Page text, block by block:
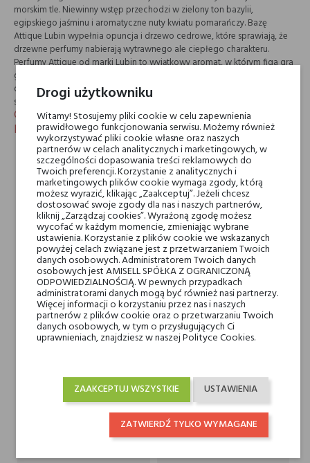
morskim tle. Niewinny wstęp przechodzi w zielony ton bazylii,
egipskiego jaśminu i aromatyczne nuty kwiatu pomarańczy. Bazę
Attique Lubin wypełnia opuncja i drzewo cedrowe, które sprawiają, że
drzewne perfumy nabierają wytrawnego ale ciepłego charakteru.
Perfumy Attique od marki Lubin to wyjątkowy aromat, w którym figa gra
główną rolę. Nie znajdziemy tu soczystych, letnich nut, kompozycja jest
otulająca i polecana szczególnie w chłodniejsze dni. Zapach
szczególnie docenią miłośnicy zamszowych akordów.
Charakterystyka aromatycznej wody perfumowanej
Lubin Atiique
Attique Lubin to perfumy dla kobiet i mężczyzn.
Aromatyczne perfumy idealne na chłodniejsze dni.
Attique to figowy zapach, w którym znajdziemy intensywne,
drzewne nuty.
Kompozycja od marki Lubin przypadnie do gustu miłośnikom
zamszowych perfum.
Nazwa nawiązuje do starożytnego dzieła „Attyckie Noce” Aulusa
Gelliusa.
Perfumy Attique dostępne są w jednej pojemności 75 ml.
Nuty głowy
cytryna, bergamotka i
nuty morskie
kwiat pomarańczy
figowiec, cedr i solar
notes
Drogi użytkowniku
Witamy! Stosujemy pliki cookie w celu zapewnienia
prawidłowego funkcjonowania serwisu. Możemy również
wykorzystywać pliki cookie własne oraz naszych
partnerów w celach analitycznych i marketingowych, w
szczególności dopasowania treści reklamowych do
Twoich preferencji. Korzystanie z analitycznych i
marketingowych plików cookie wymaga zgody, którą
możesz wyrazić, klikając „Zaakceptuj”. Jeżeli chcesz
dostosować swoje zgody dla nas i naszych partnerów,
kliknij „Zarządzaj cookies”. Wyrażoną zgodę możesz
wycofać w każdym momencie, zmieniając wybrane
ustawienia. Korzystanie z plików cookie we wskazanych
powyżej celach związane jest z przetwarzaniem Twoich
danych osobowych. Administratorem Twoich danych
osobowych jest AMISELL SPÓŁKA Z OGRANICZONĄ
ODPOWIEDZIALNOŚCIĄ. W pewnych przypadkach
administratorami danych mogą być również nasi partnerzy.
Więcej informacji o korzystaniu przez nas i naszych
partnerów z plików cookie oraz o przetwarzaniu Twoich
danych osobowych, w tym o przysługujących Ci
uprawnieniach, znajdziesz w naszej Polityce Cookies.
USTAWIENIA
ZAAKCEPTUJ WSZYSTKIE
ZATWIERDŹ TYLKO WYMAGANE